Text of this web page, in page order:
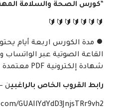
“كورس الصحة والسلامة
🔰🔰🔰🔰🔰🔰🔰
⏺️ مدة الكورس اربعة أيام
القاعة الصوتية عبر الواتساب
شهادة إلكترونية PDF معتمدة بنهاية الكورس
رابط القروب الخاص بالراغبين
GUAIlYdYdD3JnjsTRr9vh2